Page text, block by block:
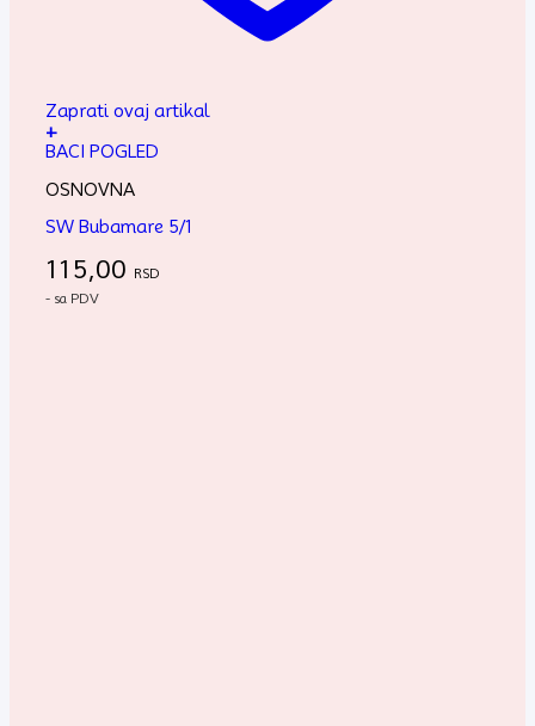
Zaprati ovaj artikal
+
BACI POGLED
OSNOVNA
SW Bubamare 5/1
115,00 RSD
- sa PDV